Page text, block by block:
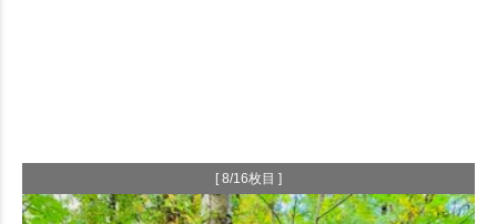
[ 8/16枚目 ]